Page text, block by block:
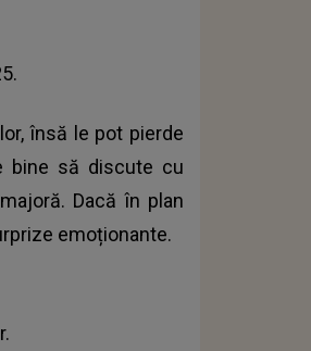
însă le pot pierde
bine să discute cu
Dacă în plan
emoționante.